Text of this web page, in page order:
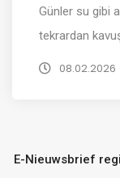
Günler su gibi
tekrardan
08.02.2026
E-Nieuwsbrief